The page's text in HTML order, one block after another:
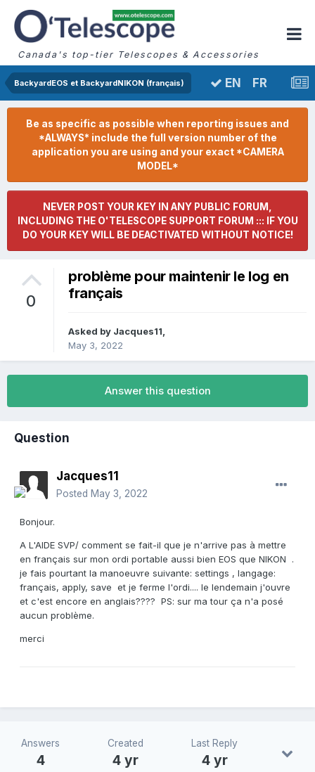
Canada's top-tier Telescopes & Accessories
BackyardEOS et BackyardNIKON (français) EN FR
Be as specific as possible when reporting issues and
*ALWAYS* include the full version number of the
application you are using and your exact *CAMERA
MODEL*
NEVER POST YOUR KEY IN ANY PUBLIC FORUM,
INCLUDING THE O'TELESCOPE SUPPORT FORUM ::: IF YOU
DO YOUR KEY WILL BE DEACTIVATED WITHOUT NOTICE!
0
problème pour maintenir le log en
français
Asked by Jacques11
May 3, 2022
Answer this question
Question
Jacques11
Posted May 3, 2022
Bonjour.
A L'AIDE SVP/ comment se fait-il que je n'arrive pas à mettre
en français sur mon ordi portable aussi bien EOS que NIKON .
je fais pourtant la manoeuvre suivante: settings , langage:
français, apply, save et je ferme l'ordi.... le lendemain j'ouvre
et c'est encore en anglais???? PS: sur ma tour ça n'a posé
aucun problème.
merci
Answers
4
Created
4 yr
Last Reply
4 yr